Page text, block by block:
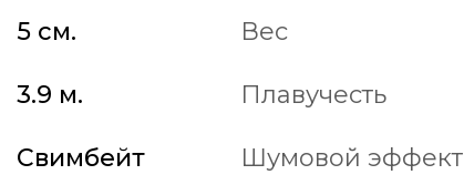
5 см. Вес
3.9 м. Плавучесть
Свимбейт Шумовой эффект